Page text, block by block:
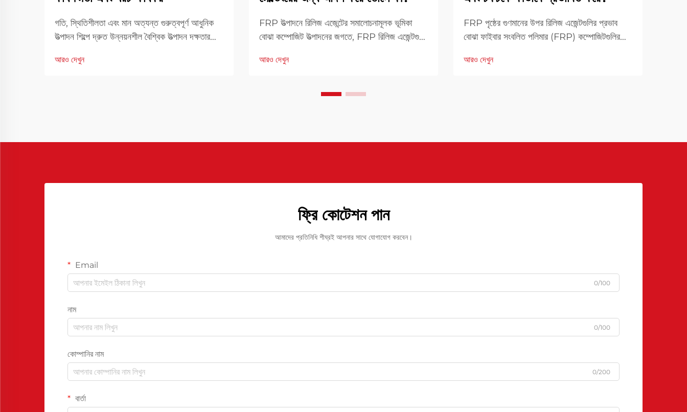
গতি, স্থিতিশীলতা এবং মান অত্যন্ত গুরুত্বপূর্ণ আধুনিক
উত্পাদন শিল্পে দ্রুত উন্নয়নশীল বৈশ্বিক উত্পাদন দক্ষতার
প্রক্রিয়াকরণ সহায়কগুলির পছন্দ মোট ফলাফলকে
আরও দেখুন
FRP উত্পাদনে রিলিজ এজেন্টের সমালোচনামূলক ভূমিকা
বোঝা কম্পোজিট উত্পাদনের জগতে, FRP রিলিজ এজেন্টগুলি
পালন করে। এই বিশেষ রাসায়নিক সংমিশ্রণগুলি তৈরি করে
আরও দেখুন
FRP পৃষ্ঠের গুণমানের উপর রিলিজ এজেন্টগুলির প্রভাব
বোঝা ফাইবার সংবলিত পলিমার (FRP) কম্পোজিটগুলির
ক্ষেত্রেও একটি গুরুত্বপূর্ণ ভূমিকা পালন করে। FRP
আরও দেখুন
ফ্রি কোটেশন পান
আমাদের প্রতিনিধি শীঘ্রই আপনার সাথে যোগাযোগ করবেন।
Email
0/100
নাম
0/100
কোম্পানির নাম
0/200
বার্তা